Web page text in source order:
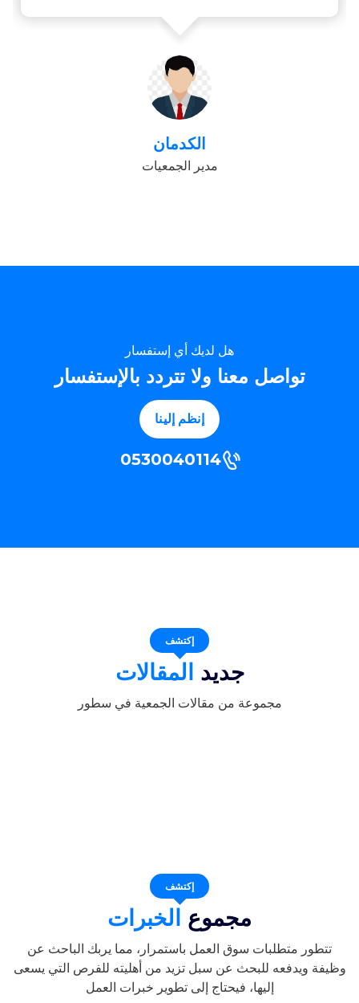
الكدمان
مدير الجمعيات
هل لديك أي إستفسار
تواصل معنا ولا تتردد بالإستفسار
إنظم إلينا
0530040114
إكتشف
جديدالمقالات
مجموعة من مقالات الجمعية في سطور
إكتشف
مجموعالخبرات
تتطور متطلبات سوق العمل باستمرار، مما يربك الباحث عن
وظيفة ويدفعه للبحث عن سبل تزيد من أهليته للفرص التي يسعى
إليها، فيحتاج إلى تطوير خبرات العمل